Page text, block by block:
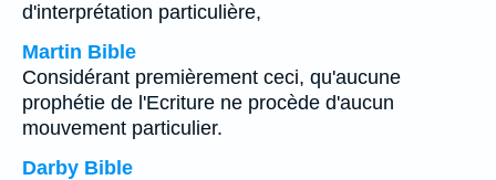
d'interprétation particulière,
Martin Bible
Considérant premièrement ceci, qu'aucune
prophétie de l'Ecriture ne procède d'aucun
mouvement particulier.
Darby Bible